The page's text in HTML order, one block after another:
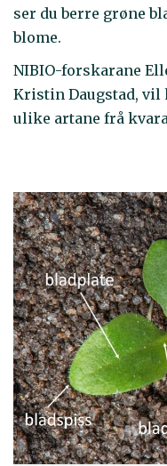
ser du berre grøne
blome.
NIBIO-forskarane
Kristin Daugstad, vil
ulike artane frå